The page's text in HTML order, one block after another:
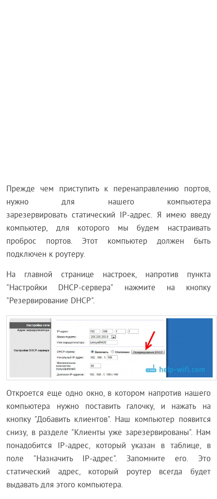
Прежде чем приступить к перенаправлению портов,
нужно для нашего компьютера
зарезервировать статический IP-адрес. Я имею введу
компьютер, для которого мы будем настраивать
проброс портов. Этот компьютер должен быть
подключен к роутеру.
На главной странице настроек, напротив пункта
"Настройки DHCP-сервера" нажмите на кнопку
"Резервирование DHCP".
Откроется еще одно окно, в котором напротив нашего
компьютера нужно поставить галочку, и нажать на
кнопку "Добавить клиентов". Наш компьютер появится
снизу, в разделе "Клиенты уже зарезервированы". Нам
понадобится IP-адрес, который указан в таблице, в
поле "Назначить IP-адрес". Запомните его. Это
статический адрес, который роутер всегда будет
выдавать для этого компьютера.